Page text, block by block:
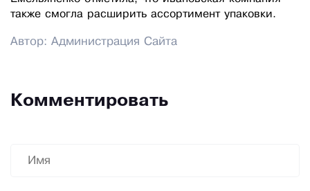
также смогла расширить ассортимент упаковки.
Автор: Администрация Сайта
Комментировать